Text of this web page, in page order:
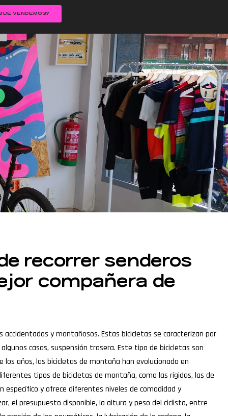
VENDEMOS?
recorrer senderos
compañera de
y montañosos. Estas bicicletas se caracterizan por
casos, suspensión trasera. Este tipo de bicicletas son
años, las bicicletas de montaña han evolucionado en
tipos de bicicletas de montaña, como las rígidas, las de
específico y ofrece diferentes niveles de comodidad y
el presupuesto disponible, la altura y peso del ciclista, entre